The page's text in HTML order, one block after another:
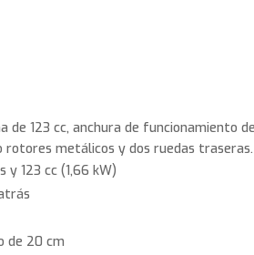
de 123 cc, anchura de funcionamiento
metálicos y dos ruedas traseras.
123 cc (1,66 kW)
de 20 cm